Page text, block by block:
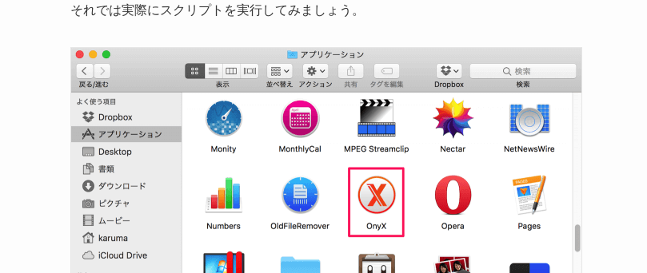
それでは実際にスクリプトを実行してみましょう。